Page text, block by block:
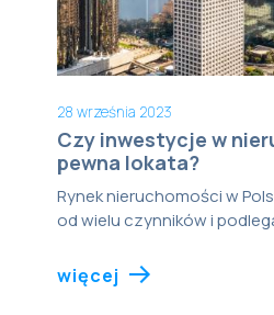
28 września 2023
Czy inwestycje w
pewna lokata?
Rynek nieruchomości w
od wielu czynników i
więcej